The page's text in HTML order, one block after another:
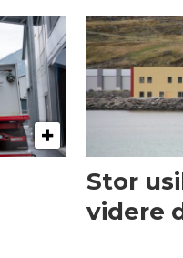
Stor
videre